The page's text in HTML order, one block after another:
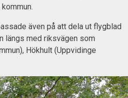
även på att dela ut flygblad
längs med riksvägen som
Hökhult (Uppvidinge